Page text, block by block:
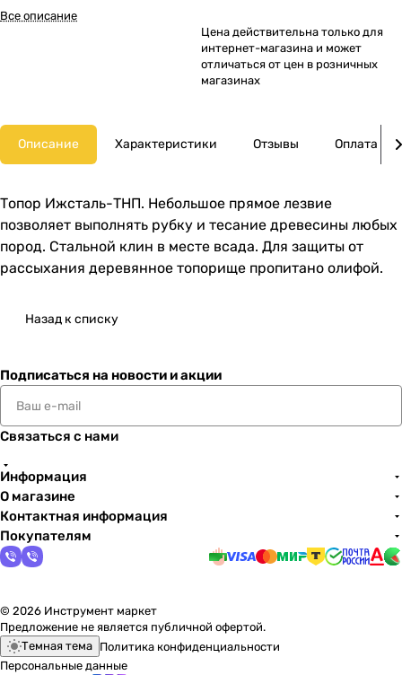
Все описание
Цена действительна только для
интернет-магазина и может
отличаться от цен в розничных
магазинах
Описание Характеристики Отзывы Оплата
Топор Ижсталь-ТНП. Небольшое прямое лезвие
позволяет выполнять рубку и тесание древесины любых
пород. Стальной клин в месте всада. Для защиты от
рассыхания деревянное топорище пропитано олифой.
Назад к списку
Подписаться на новости и акции
Связаться с нами
Информация
О магазине
Контактная информация
Покупателям
© 2026 Инструмент маркет
Предложение не является публичной офертой.
Темная тема Политика конфиденциальности
Персональные данные